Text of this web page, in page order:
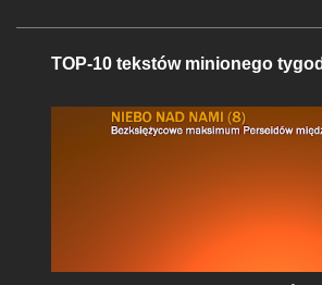
TOP-10 tekstów minionego